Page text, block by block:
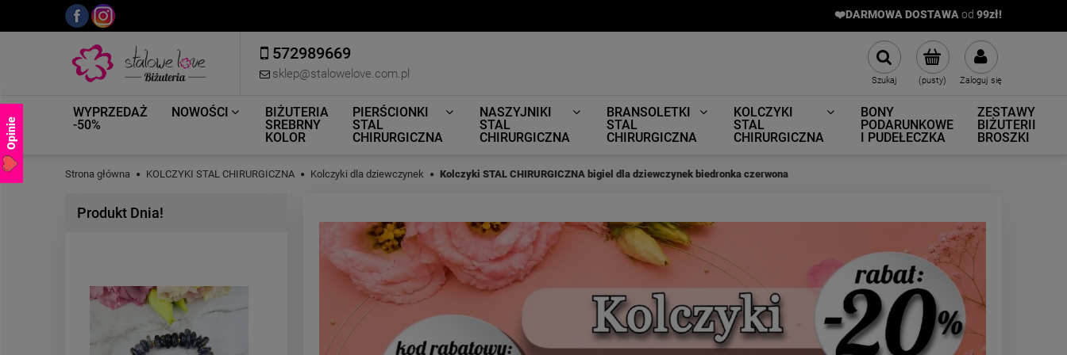
❤️DARMOWA DOSTAWA od 99zł!
572989669
sklep@stalowelove.com.pl (pusty) Zaloguj się
Szukaj
WYPRZEDAŻ
-50%
NOWOŚCI
BIŻUTERIA
SREBRNY
KOLOR
PIERŚCIONKI
STAL
CHIRURGICZNA
NASZYJNIKI
STAL
CHIRURGICZNA
BRANSOLETKI
STAL
CHIRURGICZNA
KOLCZYKI
STAL
CHIRURGICZNA
BONY
PODARUNKOWE
I PUDEŁECZKA
ZESTAWY
BIŻUTERII
BROSZKI
Strona główna KOLCZYKI STAL CHIRURGICZNA Kolczyki dla dziewczynek Kolczyki STAL CHIRURGICZNA bigiel dla dziewczynek biedronka czerwona
Produkt Dnia!
Opinie